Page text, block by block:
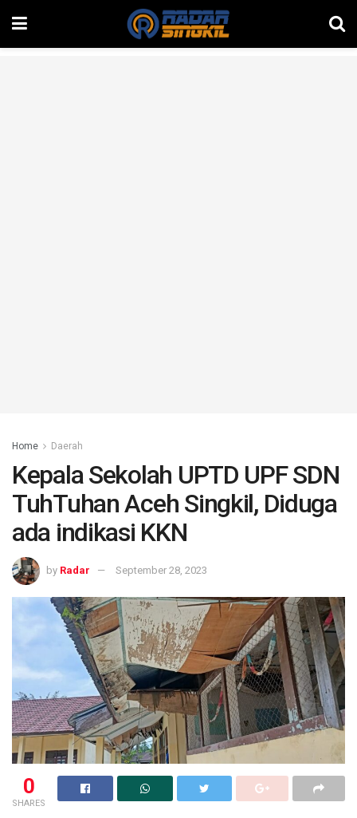
Home Daerah
Kepala Sekolah UPTD UPF SDN
TuhTuhan Aceh Singkil, Diduga
ada indikasi KKN
by Radar September 28, 2023
0
SHARES